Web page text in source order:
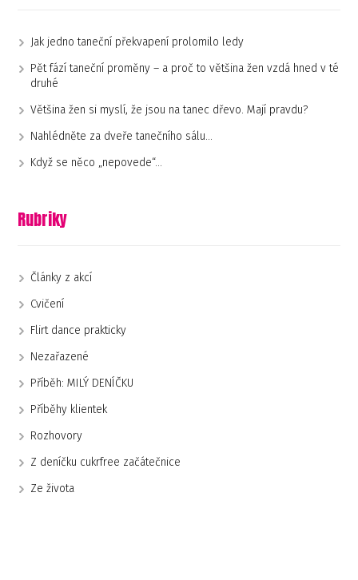
Jak jedno taneční překvapení prolomilo ledy
Pět fází taneční proměny – a proč to většina žen vzdá hned v té
druhé
Většina žen si myslí, že jsou na tanec dřevo. Mají pravdu?
Nahlédněte za dveře tanečního sálu…
Když se něco „nepovede“…
Rubriky
Články z akcí
Cvičení
Flirt dance prakticky
Nezařazené
Příběh: MILÝ DENÍČKU
Příběhy klientek
Rozhovory
Z deníčku cukrfree začátečnice
Ze života